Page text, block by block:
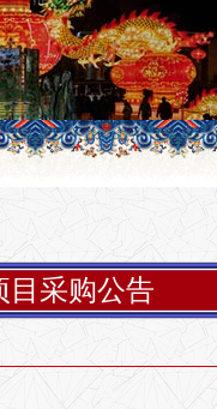
目采购公告